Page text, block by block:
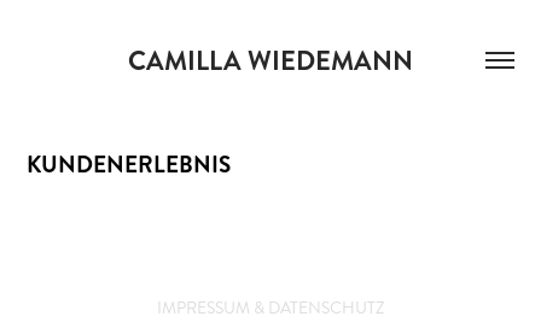
CAMILLA WIEDEMANN
KUNDENERLEBNIS
IMPRESSUM & DATENSCHUTZ